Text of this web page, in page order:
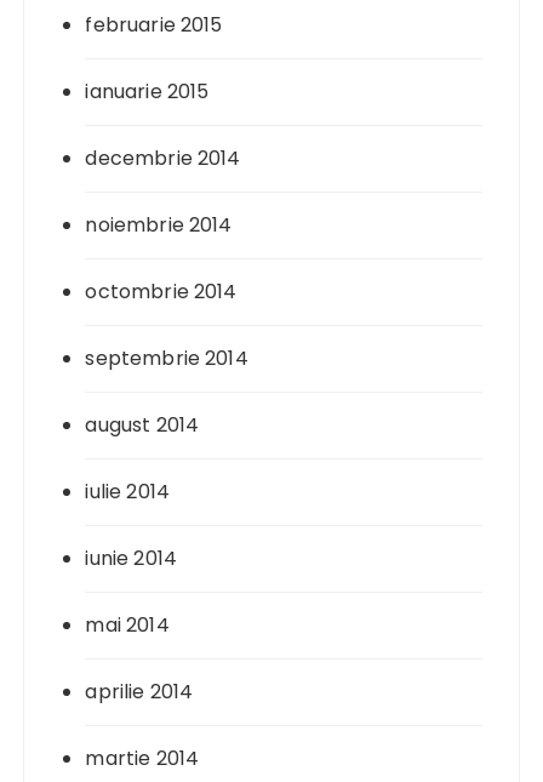
februarie 2015
ianuarie 2015
decembrie 2014
noiembrie 2014
octombrie 2014
septembrie 2014
august 2014
iulie 2014
iunie 2014
mai 2014
aprilie 2014
martie 2014